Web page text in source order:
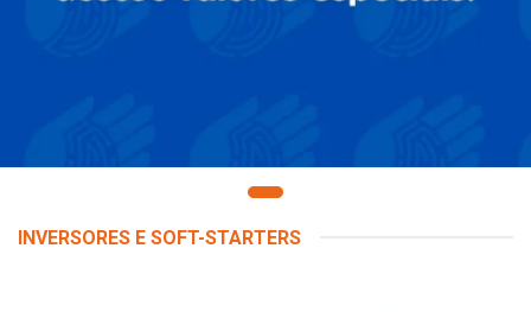
INVERSORES E SOFT-STARTERS